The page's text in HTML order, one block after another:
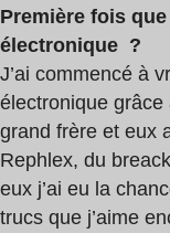
Première fois
électronique ?
J’ai commencé à
électronique
grand frère et eux
Rephlex, du
eux j’ai eu la
trucs que j’aime